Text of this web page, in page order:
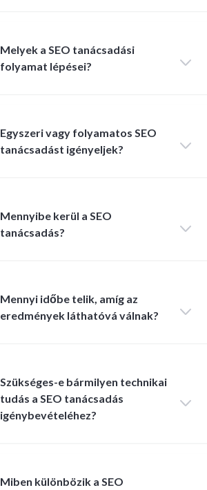
Melyek a SEO tanácsadási
folyamat lépései?
Egyszeri vagy folyamatos SEO
tanácsadást igényeljek?
Mennyibe kerül a SEO
tanácsadás?
Mennyi időbe telik, amíg az
eredmények láthatóvá válnak?
Szükséges-e bármilyen technikai
tudás a SEO tanácsadás
igénybevételéhez?
Miben különbözik a SEO